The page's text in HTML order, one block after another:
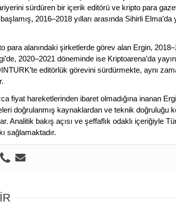
sürdüren bir içerik editörü ve kripto para
başlamış, 2016–2018 yılları arasında Sihirli
para alanındaki şirketlerde görev alan Ergin,
2020–2021 döneminde ise Kriptoarena’da
editörlük görevini sürdürmekte, aynı
fiyat hareketlerinden ibaret olmadığına inanan
doğrulanmış kaynaklardan ve teknik doğruluğu
Analitik bakış açısı ve şeffaflık odaklı içeriğiyle
sağlamaktadır.